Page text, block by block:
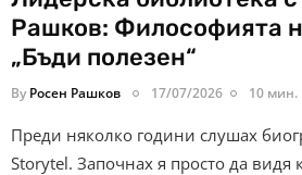
Рашков: Философията
„Бъди полезен“
By Росен Рашков 17/07/2026 10 мин.
Преди няколко години слушах
Storytel. Започнах я просто да видя